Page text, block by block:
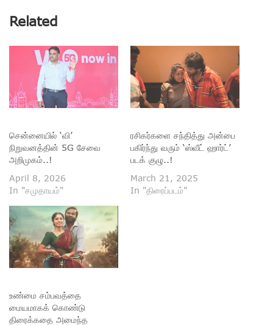
Related
சென்னையில் ‘வி’
நிறுவனத்தின் 5G சேவை
அறிமுகம்..!
April 8, 2026
In "சமுதாயம்"
ரசிகர்களை சந்தித்து அன்பை
பகிர்ந்து வரும் ‘ஸ்வீட் ஹார்ட்’
படக் குழு..!
March 21, 2025
In "திரைப்படம்"
உண்மை சம்பவத்தை
மையமாகக் கொண்டு
திரைக்கதை அமைந்த